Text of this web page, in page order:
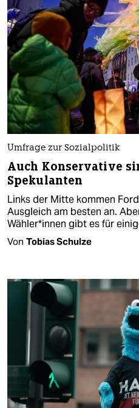
Umfrage zur Sozialpolitik
Auch Konservative
Spekulanten
Links der Mitte kommen
Ausgleich am besten an.
Wähler*innen gibt es für
Von Tobias Schulze